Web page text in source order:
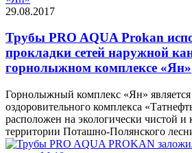
29.08.2017
Трубы PRO AQUA Prokan
прокладки сетей наружной
горнолыжном комплексе «Ян»
Горнолыжный комплекс «Ян»
оздоровительного комплекса
расположен на экологически чистой и
территории Поташно-Полянского